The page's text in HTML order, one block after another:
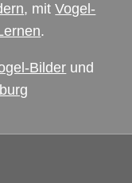
, mitVogel-
.
Bilder und